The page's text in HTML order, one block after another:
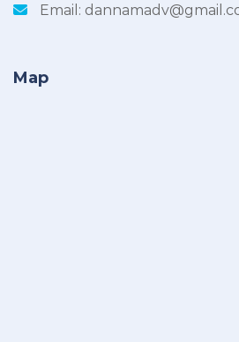
Email:
Map